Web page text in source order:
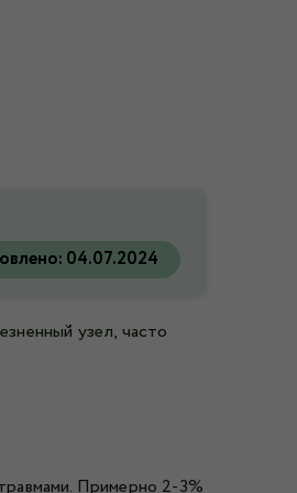
04.07.2024
узел, часто
Примерно 2-3%